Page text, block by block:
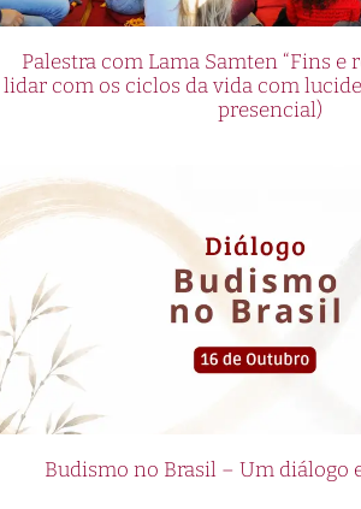
Palestra com Lama Samten “Fins e
lidar com os ciclos da vida com
presencial)
Budismo no Brasil – Um diálogo